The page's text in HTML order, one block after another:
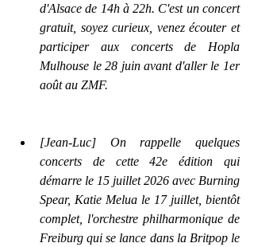
d'Alsace de 14h à 22h. C'est un concert
gratuit, soyez curieux, venez écouter et
participer aux concerts de Hopla
Mulhouse le 28 juin avant d'aller le 1er
août au ZMF.
[Jean-Luc] On rappelle quelques
concerts de cette 42e édition qui
démarre le 15 juillet 2026 avec Burning
Spear, Katie Melua le 17 juillet, bientôt
complet, l'orchestre philharmonique de
Freiburg qui se lance dans la Britpop le